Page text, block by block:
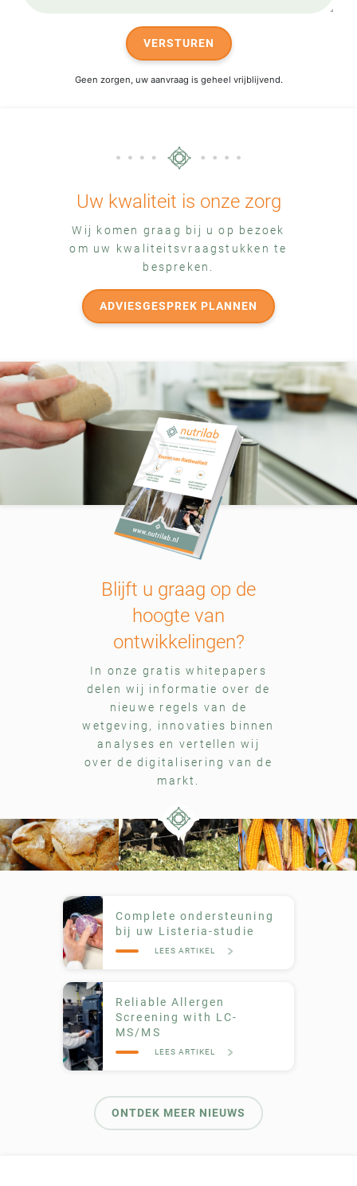
VERSTUREN
Geen zorgen, uw aanvraag is geheel vrijblijvend.
Uw kwaliteit is onze zorg
Wij komen graag bij u op bezoek
om uw kwaliteitsvraagstukken te
bespreken.
ADVIESGESPREK PLANNEN
Blijft u graag op de
hoogte van
ontwikkelingen?
In onze gratis whitepapers
delen wij informatie over de
nieuwe regels van de
wetgeving, innovaties binnen
analyses en vertellen wij
over de digitalisering van de
markt.
Complete ondersteuning
bij uw Listeria-studie
LEES ARTIKEL
Reliable Allergen
Screening with LC-
MS/MS
LEES ARTIKEL
ONTDEK MEER NIEUWS